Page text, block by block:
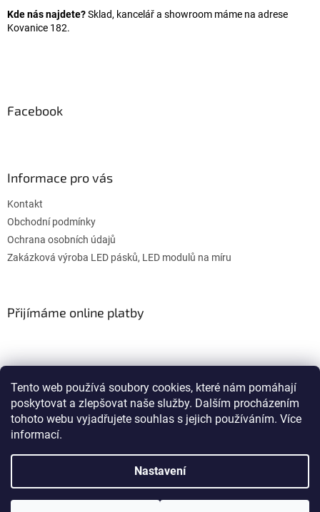
Tento web používá soubory cookies, které nám pomáhají
poskytovat a zlepšovat naše služby. Dalším procházením
tohoto webu vyjadřujete souhlas s jejich používáním. Více
informací.
Nastavení
Kde nás najdete?Sklad, kancelář a showroom máme na adrese
Kovanice 182.
Facebook
Informace pro vás
Kontakt
Obchodní podmínky
Ochrana osobních údajů
Zakázková výroba LED pásků, LED modulů na míru
Přijímáme online platby
WULITON
Vytvořil Shoptet